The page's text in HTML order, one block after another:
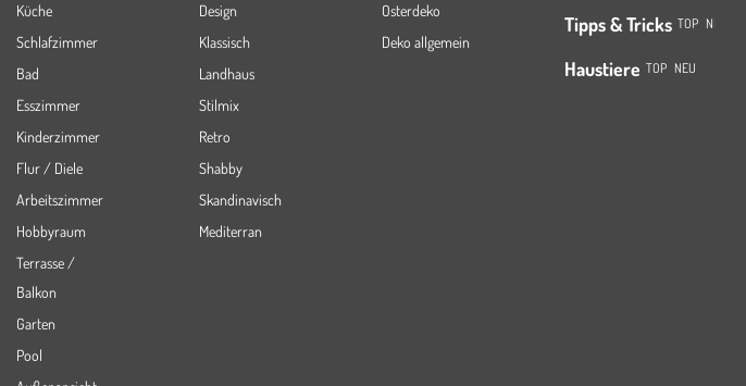
Küche
Schlafzimmer
Bad
Esszimmer
Kinderzimmer
Flur / Diele
Arbeitszimmer
Hobbyraum
Terrasse /
Balkon
Garten
Pool
Design
Klassisch
Landhaus
Stilmix
Retro
Shabby
Skandinavisch
Mediterran
Osterdeko
Deko allgemein
Tipps & Tricks TOP NEU
Haustiere TOP NEU